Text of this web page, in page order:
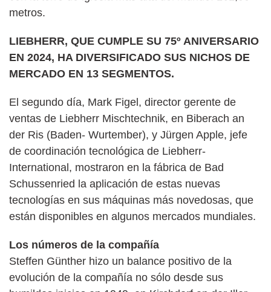
metros.
LIEBHERR, QUE CUMPLE SU 75º ANIVERSARIO
EN 2024, HA DIVERSIFICADO SUS NICHOS DE
MERCADO EN 13 SEGMENTOS.
El segundo día, Mark Figel, director gerente de
ventas de Liebherr Mischtechnik, en Biberach an
der Ris (Baden- Wurtember), y Jürgen Apple, jefe
de coordinación tecnológica de Liebherr-
International, mostraron en la fábrica de Bad
Schussenried la aplicación de estas nuevas
tecnologías en sus máquinas más novedosas, que
están disponibles en algunos mercados mundiales.
Los números de la compañía
Steffen Günther hizo un balance positivo de la
evolución de la compañía no sólo desde sus